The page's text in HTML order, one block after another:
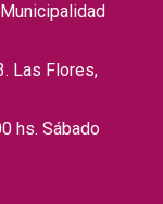
Las Flores,
hs. Sábado